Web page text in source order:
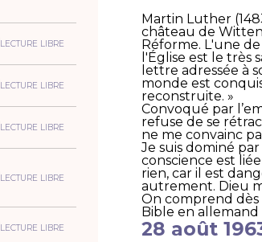
LECTURE LIBRE
LECTURE LIBRE
LECTURE LIBRE
LECTURE LIBRE
LECTURE LIBRE
Martin Luther
château de
Réforme. L'une
l'Église est le très
lettre adressée à
monde est
reconstruite. »
Convoqué par
refuse de se
ne me convainc
Je suis dominé
conscience est
rien, car il est
autrement. Dieu
On comprend
Bible en
28 août